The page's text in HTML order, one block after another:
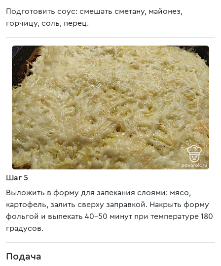
Подготовить соус: смешать сметану, майонез,
горчицу, соль, перец.
Шаг 5
Выложить в форму для запекания слоями: мясо,
картофель, залить сверху заправкой. Накрыть форму
фольгой и выпекать 40-50 минут при температуре 180
градусов.
Подача